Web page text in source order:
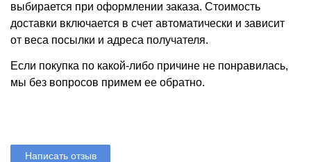
выбирается при оформлении заказа. Стоимость
доставки включается в счет автоматически и зависит
от веса посылки и адреса получателя.
Если покупка по какой-либо причине не понравилась,
мы без вопросов примем ее обратно.
Написать отзыв